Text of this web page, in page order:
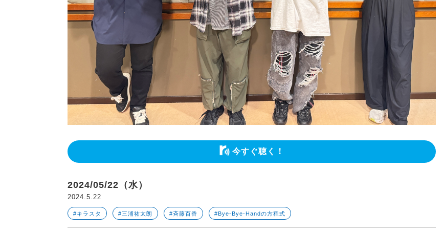
今すぐ聴く！
2024/05/22（水）
2024.5.22
#キラスタ #三浦祐太朗 #斉藤百香 #Bye-Bye-Handの方程式